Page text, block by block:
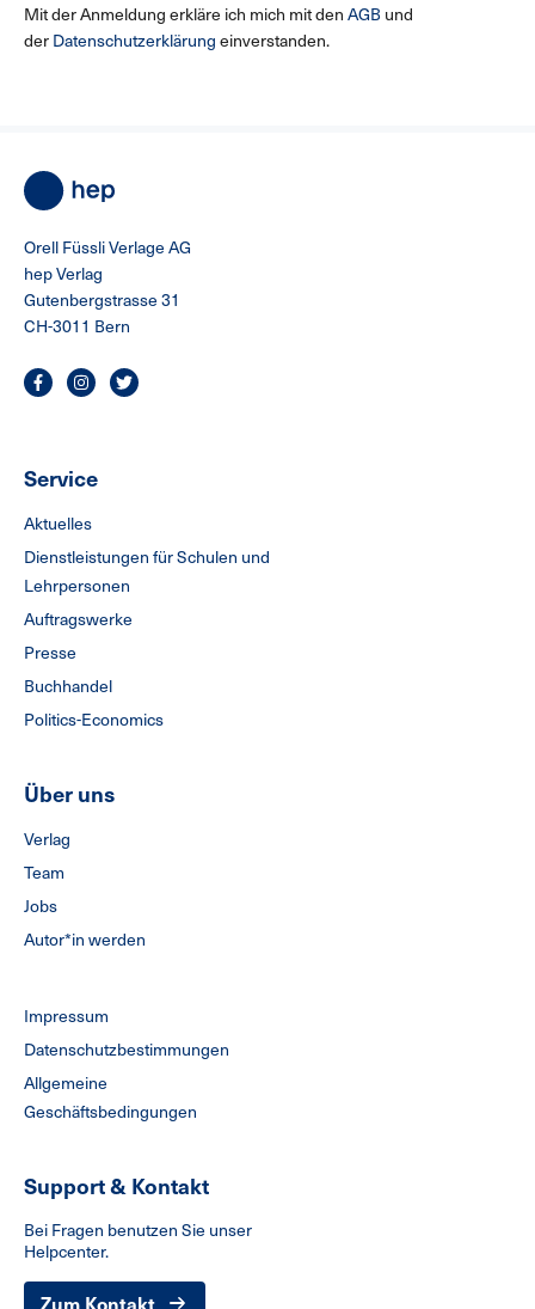
Mit der Anmeldung erkläre ich mich mit denAGB und
derDatenschutzerklärungeinverstanden.
Orell Füssli Verlage AG
hep Verlag
Gutenbergstrasse 31
CH-3011 Bern
Service
Aktuelles
Dienstleistungen für Schulen und
Lehrpersonen
Auftragswerke
Presse
Buchhandel
Politics-Economics
Über uns
Verlag
Team
Jobs
Autor*in werden
Impressum
Datenschutzbestimmungen
Allgemeine
Geschäftsbedingungen
Support & Kontakt
Bei Fragen benutzen Sie unser
Helpcenter.
Zum Kontakt